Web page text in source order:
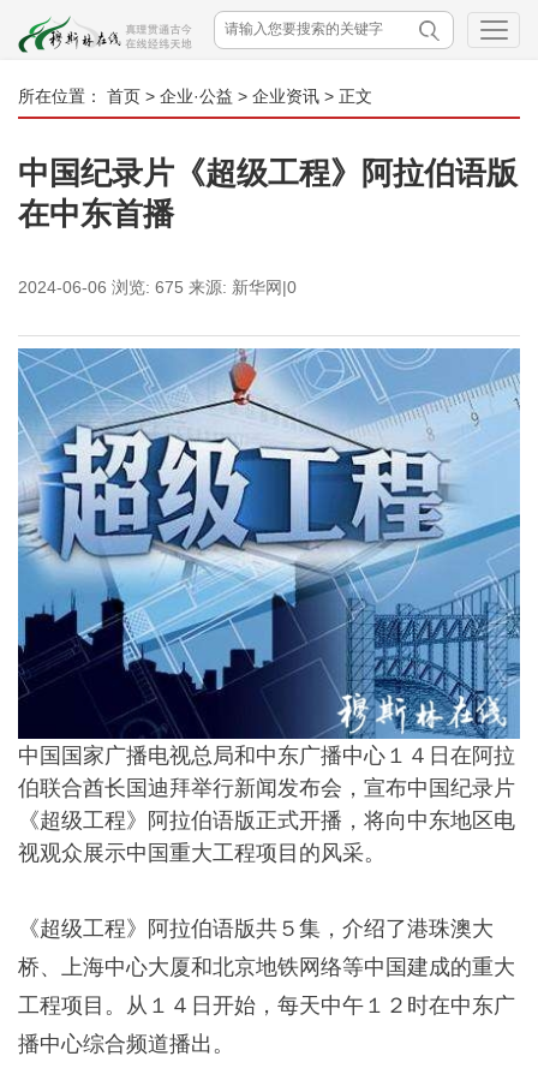
所在位置： 首页 > 企业·公益 > 企业资讯 > 正文
中国纪录片《超级工程》阿拉伯语版
在中东首播
2024-06-06 浏览: 675 来源: 新华网|0
中国国家广播电视总局和中东广播中心１４日在阿拉
伯联合酋长国迪拜举行新闻发布会，宣布中国纪录片
《超级工程》阿拉伯语版正式开播，将向中东地区电
视观众展示中国重大工程项目的风采。
《超级工程》阿拉伯语版共５集，介绍了港珠澳大
桥、上海中心大厦和北京地铁网络等中国建成的重大
工程项目。从１４日开始，每天中午１２时在中东广
播中心综合频道播出。